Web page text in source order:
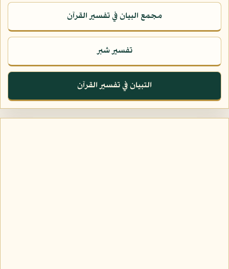
مجمع البيان في تفسير القرآن
تفسير شبر
التبيان في تفسير القرآن